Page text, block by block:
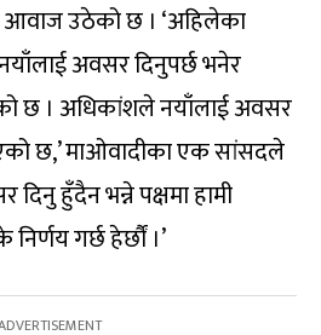
आवाज उठेको छ । ‘अहिलेका
अवसर दिनुपर्छ भनेर
छ । अधिकांशले नयाँलाई अवसर
छ,’ माओवादीका एक सांसदले
दिनु हुँदैन भन्ने पक्षमा हामी
गर्छ हेर्छौं ।’